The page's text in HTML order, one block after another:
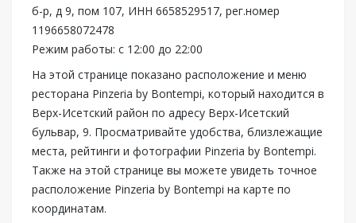
б-р, д 9, пом 107, ИНН 6658529517, рег.номер
1196658072478
Режим работы: с 12:00 до 22:00
На этой странице показано расположение и меню
ресторана Pinzeria by Bontempi, который находится в
Верх-Исетский район по адресу Верх-Исетский
бульвар, 9. Просматривайте удобства, близлежащие
места, рейтинги и фотографии Pinzeria by Bontempi.
Также на этой странице вы можете увидеть точное
расположение Pinzeria by Bontempi на карте по
координатам.